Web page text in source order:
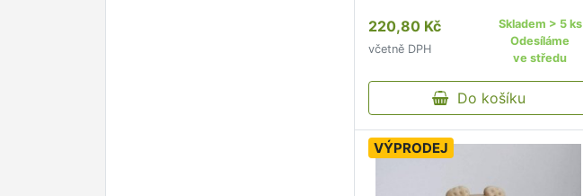
220,80 Kč
včetně DPH
Skladem > 5 ks
Odesíláme
ve středu
Do košíku
VÝPRODEJ